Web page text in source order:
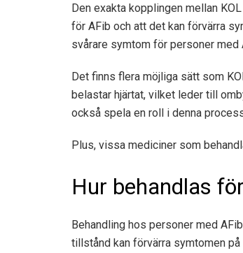
Den exakta kopplingen mellan
för AFib och att det kan förvärra
svårare symtom för personer med
Det finns flera möjliga sätt som
belastar hjärtat, vilket leder till
också spela en roll i denna
Plus, vissa mediciner som
Hur behandlas
Behandling hos personer med
tillstånd kan förvärra symtomen